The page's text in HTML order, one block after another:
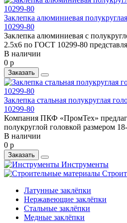
Заклепка алюминиевая
10299-80
Заклепка алюминиевая с
2.5x6 по ГОСТ 10299-80
В наличии
0 р
Заказать
Заклепка стальная полукруглая
10299-80
Компания ПКФ «ПромТех»
полукруглой головкой размером
В наличии
0 р
Заказать
Инструменты
Латунные заклёпки
Нержавеющие заклёпки
Стальные заклёпки
Медные заклёпки